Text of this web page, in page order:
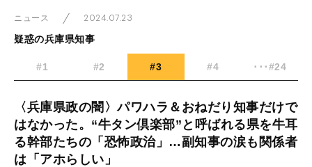
ニュース
2024.07.23
疑惑の兵庫県知事
#1 #2 #3 #4 ･･･#24
〈兵庫県政の闇〉パワハラ＆おねだり知事だけで
はなかった。“牛タン倶楽部”と呼ばれる県を牛耳
る幹部たちの「恐怖政治」…副知事の涙も関係者
は「アホらしい」